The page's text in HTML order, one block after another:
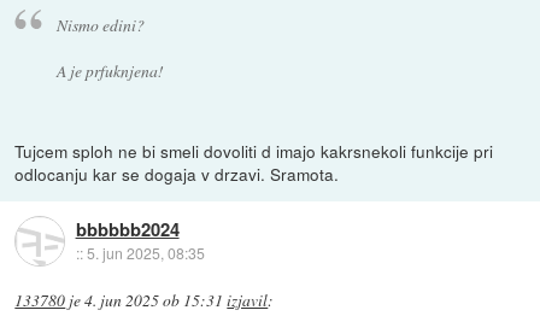
Nismo edini?
A je prfuknjena!
Tujcem sploh ne bi smeli dovoliti d imajo kakrsnekoli funkcije pri
odlocanju kar se dogaja v drzavi. Sramota.
bbbbbb2024
::5. jun 2025, 08:35
133780 je4. jun 2025 ob 15:31 izjavil: